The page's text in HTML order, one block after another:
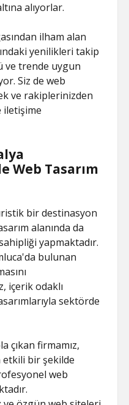
alıyorlar.
ilham alan
yenilikleri takip
ve trende uygun
Siz de web
ve rakiplerinizden
iletişime
Web Tasarım
bir destinasyon
alanında da
yapmaktadır.
bulunan
içerik odaklı
sektörde
çıkan firmamız,
etkili bir şekilde
web